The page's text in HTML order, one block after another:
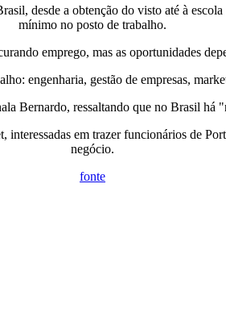
desde a obtenção do visto até à
mínimo no posto de trabalho.
emprego, mas as oportunidades
engenharia, gestão de empresas,
Bernardo, ressaltando que no Brasil há
em trazer funcionários de
negócio.
fonte